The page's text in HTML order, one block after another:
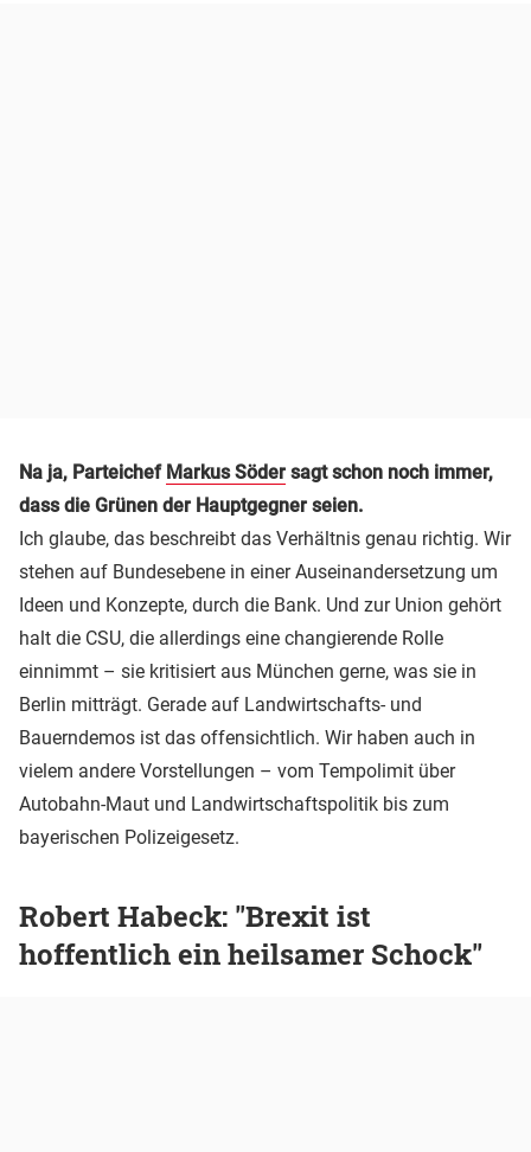
Na ja, Parteichef Markus Söder sagt schon noch immer,
dass die Grünen der Hauptgegner seien.
Ich glaube, das beschreibt das Verhältnis genau richtig. Wir
stehen auf Bundesebene in einer Auseinandersetzung um
Ideen und Konzepte, durch die Bank. Und zur Union gehört
halt die CSU, die allerdings eine changierende Rolle
einnimmt – sie kritisiert aus München gerne, was sie in
Berlin mitträgt. Gerade auf Landwirtschafts- und
Bauerndemos ist das offensichtlich. Wir haben auch in
vielem andere Vorstellungen – vom Tempolimit über
Autobahn-Maut und Landwirtschaftspolitik bis zum
bayerischen Polizeigesetz.
Robert Habeck: "Brexit ist
hoffentlich ein heilsamer Schock"